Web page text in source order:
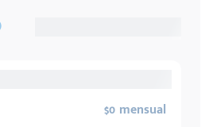
$0 mensual